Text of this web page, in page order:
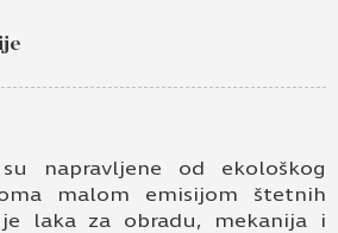
napravljene od ekološkog
malom emisijom štetnih
je laka za obradu, mekanija i